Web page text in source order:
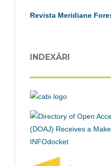
Revista Meridiane